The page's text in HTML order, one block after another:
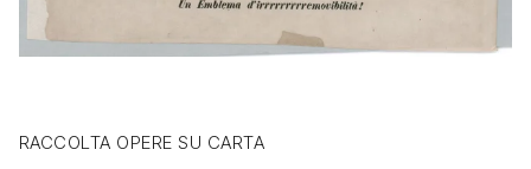
RACCOLTA OPERE SU CARTA